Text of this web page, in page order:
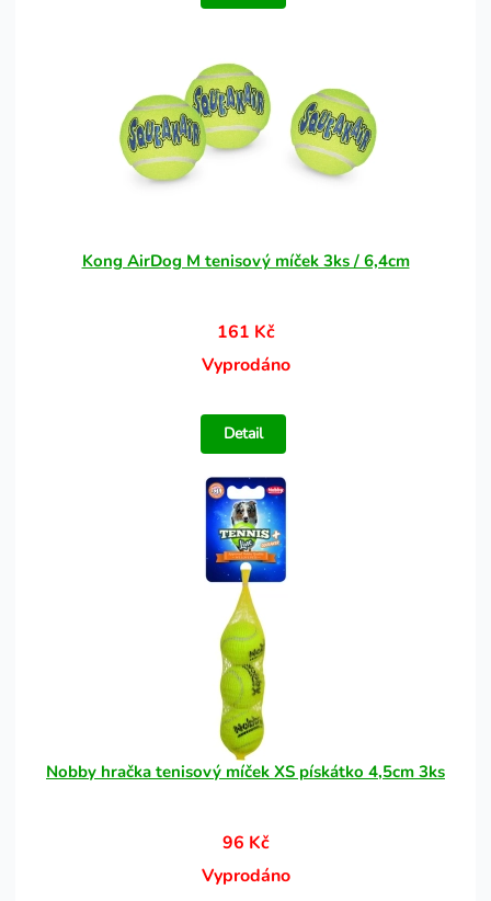
Kong AirDog M tenisový míček 3ks / 6,4cm
161 Kč
Vyprodáno
Detail
Nobby hračka tenisový míček XS pískátko 4,5cm 3ks
96 Kč
Vyprodáno